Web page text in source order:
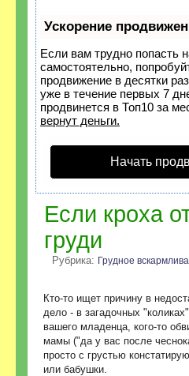
Ускорение
Если вам трудно попасть
самостоятельно,
продвижение в десятки
уже в течение первых 7
продвинется в Топ10 за
вернут деньги.
Начать
Если кроха
груди
Рубрика: Грудное
Кто-то ищет причину в
дело - в загадочных
вашего младенца, кого-то
мамы ("да у вас после
просто с грустью
или бабушки.